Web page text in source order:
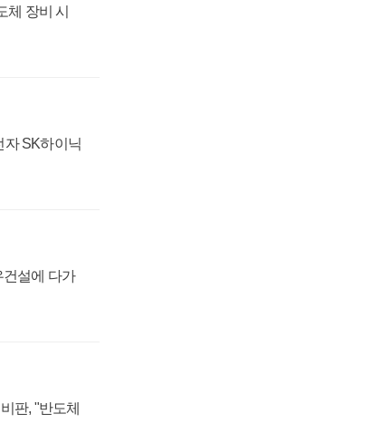
체 장비 시
자 SK하이닉
건설에 다가
판, "반도체